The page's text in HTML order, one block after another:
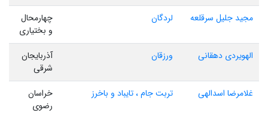
مجید جلیل سرقلعه
لردگان
چهارمحال
و بختیاری
الهویردی دهقانی
ورزقان
آذربایجان
شرقی
غلامرضا اسدالهی
تربت جام ، تایباد و باخرز
خراسان
رضوی